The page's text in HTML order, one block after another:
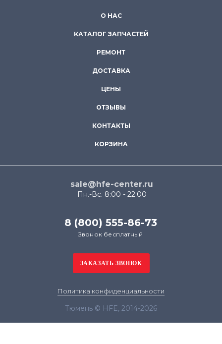
О НАС
КАТАЛОГ ЗАПЧАСТЕЙ
РЕМОНТ
ДОСТАВКА
ЦЕНЫ
ОТЗЫВЫ
КОНТАКТЫ
КОРЗИНА
sale@hfe-center.ru
Пн.-Вс. 8:00 - 22:00
8 (800) 555-86-73
Звонок бесплатный
Политика конфиденциальности
Тюмень © HFE, 2014-2026